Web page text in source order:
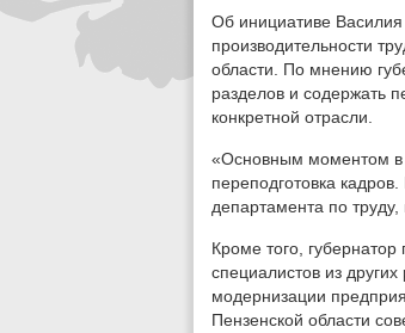
Об инициативе
производительности
области. По мнению
разделов и содержать
конкретной отрасли.
«Основным моментом в
переподготовка
департамента по
Кроме того,
специалистов из
модернизации
Пензенской области